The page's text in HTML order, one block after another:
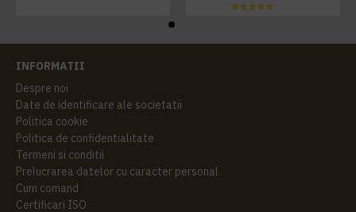
INFORMATII
Despre noi
Date de identificare ale societatii
Politica cookie
Politica de confidentialitate
Termeni si conditii
Prelucrarea datelor cu caracter personal
Cum comand
Certificari ISO